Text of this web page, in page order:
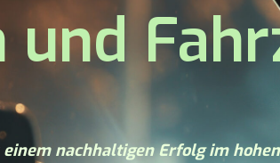
nachhaltigen Erfolg im